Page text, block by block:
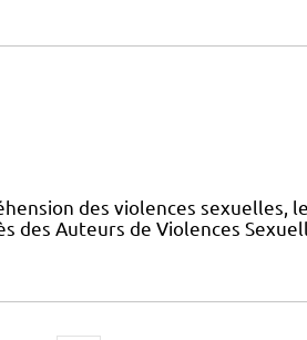
des violences sexuelles,
des Auteurs de Violences